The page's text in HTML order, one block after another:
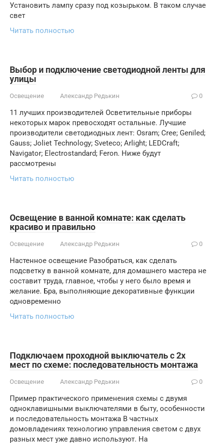
Установить лампу сразу под козырьком. В таком случае
свет
Читать полностью
Выбор и подключение светодиодной ленты для
улицы
Освещение Александр Редькин 0
11 лучших производителей Осветительные приборы
некоторых марок превосходят остальные. Лучшие
производители светодиодных лент: Osram; Cree; Geniled;
Gauss; Joliet Technology; Sveteco; Arlight; LEDCraft;
Navigator; Electrostandard; Feron. Ниже будут
рассмотрены
Читать полностью
Освещение в ванной комнате: как сделать
красиво и правильно
Освещение Александр Редькин 0
Настенное освещение Разобраться, как сделать
подсветку в ванной комнате, для домашнего мастера не
составит труда, главное, чтобы у него было время и
желание. Бра, выполняющие декоративные функции
одновременно
Читать полностью
Подключаем проходной выключатель с 2х
мест по схеме: последовательность монтажа
Освещение Александр Редькин 0
Пример практического применения схемы с двумя
одноклавишными выключателями в быту, особенности
и последовательность монтажа В частных
домовладениях технологию управления светом с двух
разных мест уже давно используют. На